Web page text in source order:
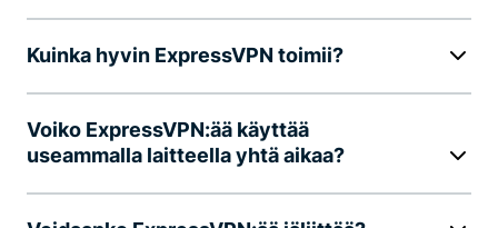
Kuinka hyvin ExpressVPN toimii?
Voiko ExpressVPN:ää käyttää
useammalla laitteella yhtä aikaa?